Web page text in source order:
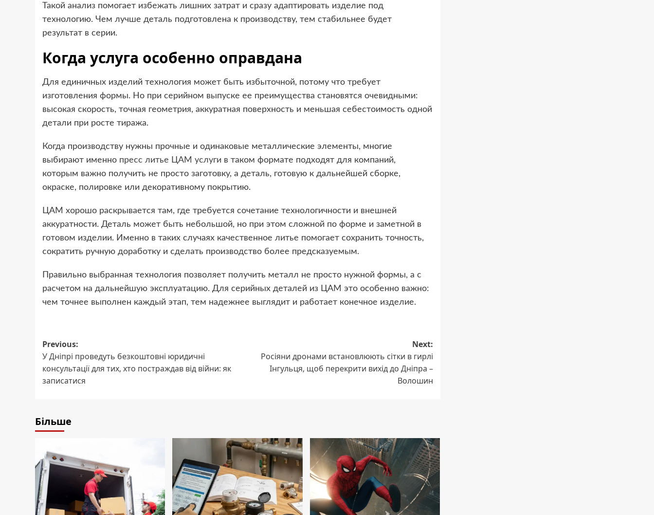
Такой анализ помогает избежать лишних затрат и сразу адаптировать изделие под
технологию. Чем лучше деталь подготовлена к производству, тем стабильнее будет
результат в серии.
Когда услуга особенно оправдана
Для единичных изделий технология может быть избыточной, потому что требует
изготовления формы. Но при серийном выпуске ее преимущества становятся очевидными:
высокая скорость, точная геометрия, аккуратная поверхность и меньшая себестоимость одной
детали при росте тиража.
Когда производству нужны прочные и одинаковые металлические элементы, многие
выбирают именно пресс литье ЦАМ услуги в таком формате подходят для компаний,
которым важно получить не просто заготовку, а деталь, готовую к дальнейшей сборке,
окраске, полировке или декоративному покрытию.
ЦАМ хорошо раскрывается там, где требуется сочетание технологичности и внешней
аккуратности. Деталь может быть небольшой, но при этом сложной по форме и заметной в
готовом изделии. Именно в таких случаях качественное литье помогает сохранить точность,
сократить ручную доработку и сделать производство более предсказуемым.
Правильно выбранная технология позволяет получить металл не просто нужной формы, а с
расчетом на дальнейшую эксплуатацию. Для серийных деталей из ЦАМ это особенно важно:
чем точнее выполнен каждый этап, тем надежнее выглядит и работает конечное изделие.
Post
navigation
Previous:
У Дніпрі проведуть безкоштовні юридичні
консультації для тих, хто постраждав від війни: як
записатися
Next:
Росіяни дронами встановлюють сітки в гирлі
Інгульця, щоб перекрити вихід до Дніпра –
Волошин
Більше